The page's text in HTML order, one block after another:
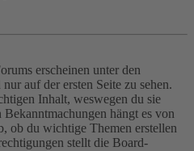
erscheinen unter den
auf der ersten Seite zu sehen.
Inhalt, weswegen du sie
Bekanntmachungen hängt es von
ob du wichtige Themen erstellen
stellt die Board-